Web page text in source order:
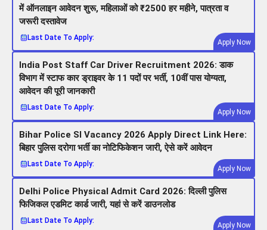
में ऑनलाइन आवेदन शुरू, महिलाओं को ₹2500 हर महीने, पात्रता व
जरूरी दस्तावेज
Last Date To Apply:
Apply Now
India Post Staff Car Driver Recruitment 2026: डाक
विभाग में स्टाफ कार ड्राइवर के 11 पदों पर भर्ती, 10वीं पास योग्यता,
आवेदन की पूरी जानकारी
Last Date To Apply:
Apply Now
Bihar Police SI Vacancy 2026 Apply Direct Link Here:
बिहार पुलिस दरोगा भर्ती का नोटिफिकेशन जारी, ऐसे करें आवेदन
Last Date To Apply:
Apply Now
Delhi Police Physical Admit Card 2026: दिल्ली पुलिस
फिजिकल एडमिट कार्ड जारी, यहां से करें डाउनलोड
Last Date To Apply:
Apply Now